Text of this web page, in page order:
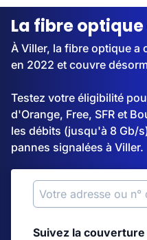
Streaming
La fibre
À Viller, la fibre optique a
en 2022 et couvre
Testez votre éligibilité
d'Orange, Free, SFR et
les débits (jusqu'à 8 Gb/
pannes signalées à Viller.
Suivez la